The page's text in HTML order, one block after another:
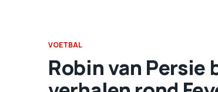
VOETBAL
Robin van